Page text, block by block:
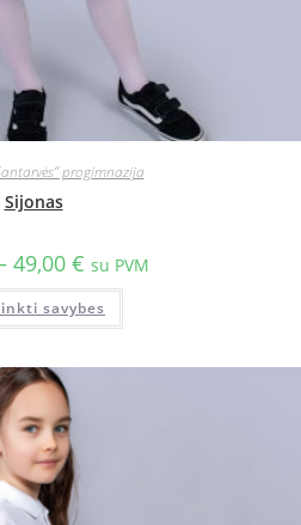
progimnazija
Sijonas
49,00 € su PVM
savybes